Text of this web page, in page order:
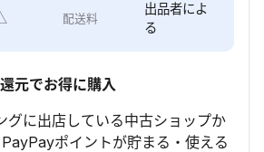
配送料
出品者によ
る
元でお得に購入
グに出店している中古ショップか
ポイントが貯まる・使える